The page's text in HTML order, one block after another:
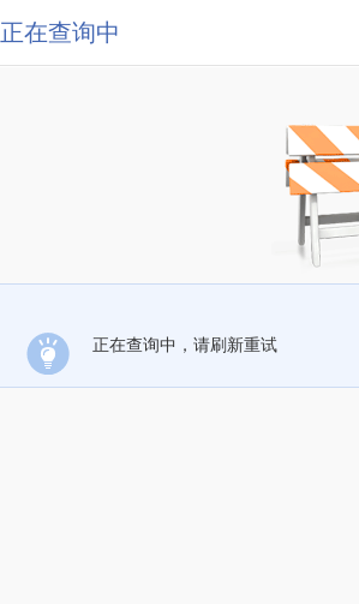
正在查询中
正在查询中，请刷新重试